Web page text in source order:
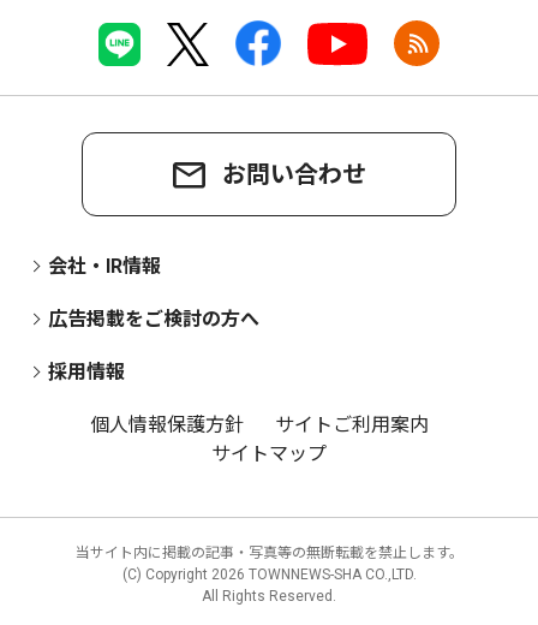
お問い合わせ
会社・IR情報
広告掲載をご検討の方へ
採用情報
個人情報保護方針
サイトご利用案内
サイトマップ
当サイト内に掲載の記事・写真等の無断転載を禁止します。
(C) Copyright 2026 TOWNNEWS-SHA CO.,LTD.
All Rights Reserved.